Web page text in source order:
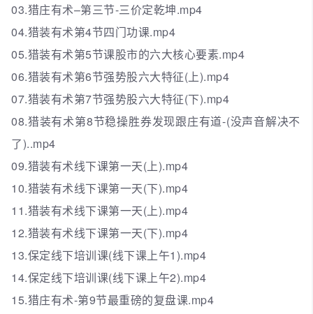
03.猎庄有术–第三节-三价定乾坤.mp4
04.猎装有术第4节四门功课.mp4
05.猎装有术第5节课股市的六大核心要素.mp4
06.猎装有术第6节强势股六大特征(上).mp4
07.猎装有术第7节强势股六大特征(下).mp4
08.猎装有术第8节稳操胜券发现跟庄有道-(没声音解决不
了)..mp4
09.猎装有术线下课第一天(上).mp4
10.猎装有术线下课第一天(下).mp4
11.猎装有术线下课第一天(上).mp4
12.猎装有术线下课第一天(下).mp4
13.保定线下培训课(线下课上午1).mp4
14.保定线下培训课(线下课上午2).mp4
15.猎庄有术-第9节最重磅的复盘课.mp4